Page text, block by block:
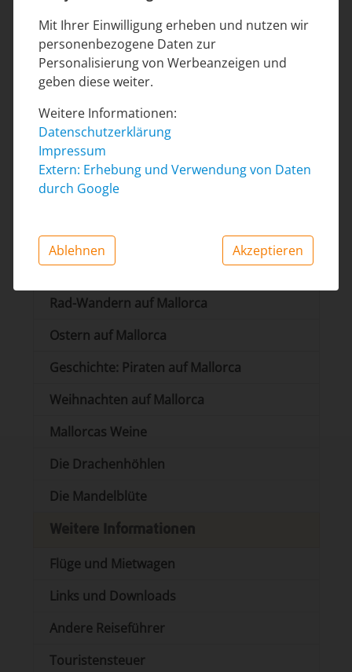
Marktkalender
Restaurants
Die Insel Mallorca
Mallorca-Karte
Via Verde
Mallorca entdecken
Reiten auf Mallorca
Windmühlen auf Mallorca
Rad-Wandern auf Mallorca
Ostern auf Mallorca
Geschichte: Piraten auf Mallorca
Weihnachten auf Mallorca
Mallorcas Weine
Die Drachenhöhlen
Die Mandelblüte
Weitere Informationen
Flüge und Mietwagen
Links und Downloads
Andere Reiseführer
Touristensteuer
Mit Ihrer Einwilligung erheben und nutzen wir
personenbezogene Daten zur
Personalisierung von Werbeanzeigen und
geben diese weiter.
Weitere Informationen:
Datenschutzerklärung
Impressum
Extern: Erhebung und Verwendung von Daten
durch Google
Ablehnen Akzeptieren